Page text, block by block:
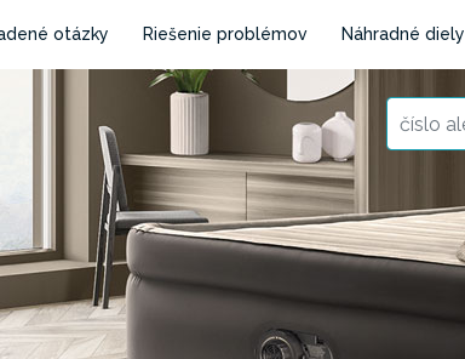
otázky Riešenie problémov Náhradné diely